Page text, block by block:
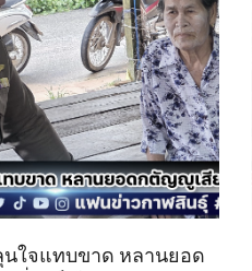
ใจแทบขาด หลานยอด